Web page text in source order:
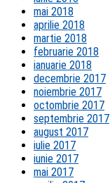
mai 2018
aprilie 2018
martie 2018
februarie 2018
ianuarie 2018
decembrie 2017
noiembrie 2017
octombrie 2017
septembrie 2017
august 2017
iulie 2017
iunie 2017
mai 2017